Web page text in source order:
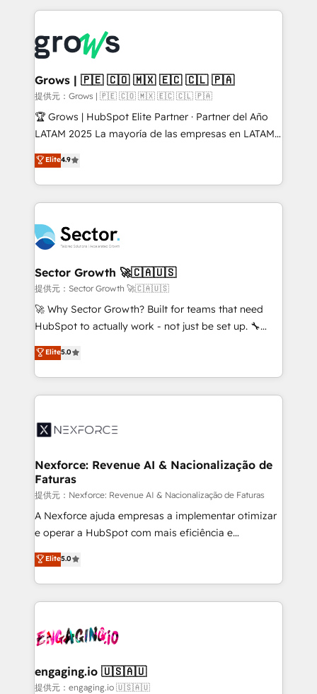
ops at mid-market companies ready to move
beyond spreadsheets into unified systems that
drive real business results.
experience with CRM, Marketing, Sales & Service
Own back-end developers - Complex data
migrations (e.g. Salesforce, MS Dynamics, Perfect
View, SuperOffice) - Custom integrations (e.g. MS
Business Central, Navision, AX, SAP, Exact, AFAS) We
focus on growing B2B companies in the SME sector
such as manufacturing, SaaS, business services and
partner, we know how important user adoption is.
That's why we have developed a step-by-step
technology and people with each other. Together we
strive for optimal customer processes and
experiences. Systony – We believe you can grow!
Grows | 🇵🇪 🇨🇴 🇲🇽 🇪🇨 🇨🇱 🇵🇦
提供元：Grows | 🇵🇪 🇨🇴 🇲🇽 🇪🇨 🇨🇱 🇵🇦
🏆 Grows | HubSpot Elite Partner · Partner del Año
LATAM 2025 La mayoría de las empresas en LATAM
no tienen un problema de herramientas. Tienen un
problema de orden. Equipos desalineados, datos
dispersos y procesos que dependen de personas
clave — no de sistemas. Eso frena el crecimiento,
⚙️ Grows ordena los procesos comerciales, alinea
marketing, ventas y servicio, e implementa HubSpot
de forma que genera resultados reales desde las
primeras semanas — no meses. 🤝 No entregamos
proyectos y nos vamos. Nos quedamos como
socios estratégicos, ayudando a sostener y escalar
no es crecer — es solo moverse rápido. 🌎
Operamos en Colombia, Perú, México, Ecuador,
retail, salud, banca, bienes raíces, construcción y
B2B.
Elite4.9
Sector Growth 🚀🇨🇦🇺🇸
提供元：Sector Growth 🚀🇨🇦🇺🇸
🚀 Why Sector Growth? Built for teams that need
HubSpot to actually work - not just be set up. 🔧
HubSpot Experts: Onboarding, migrations,
automation, and training built for adoption. ⚡ Highly
Technical Execution: ERP, EMR and Custom
Integrations; complex builds delivered in weeks, not
workflows; automation agents; process optimization
Healthcare: HIPAA implementations; secure data
workflows 💼 Financial Services: compliant
workflows; audit-ready reporting ⚖️ Legal: client
intake; pipeline and document workflows 🛒 E-
Commerce: Shopify, WooCommerce; lifecycle and
portfolio and lifecycle management 🏭
Manufacturing: ERP integrations; operational
implementations where required 💡 Why 500+
Clients Choose Us: Elite Partner; technical, fast, and
built to scale.
Elite5.0
Nexforce: Revenue AI & Nacionalização de
Faturas
提供元：Nexforce: Revenue AI & Nacionalização de Faturas
A Nexforce ajuda empresas a implementar otimizar
e operar a HubSpot com mais eficiência e
previsibilidade de receita. Combinamos Revenue
Operations (RevOps) e Inteligência Artificial para
estruturar processos integrar sistemas organizar
dados e automatizar operações. O objetivo é
operacional de receita conectando equipes
Também somos distribuidores oficiais da HubSpot
e de mais de 150 softwares globais permitindo
Elite5.0
engaging.io 🇺🇸🇦🇺
提供元：engaging.io 🇺🇸🇦🇺